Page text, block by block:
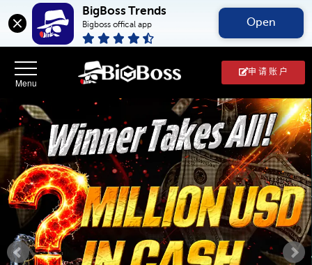
BigBoss Trends
Bigboss offical app Open
申 请 账 户
BigBoss(币
博
外
汇
中
文